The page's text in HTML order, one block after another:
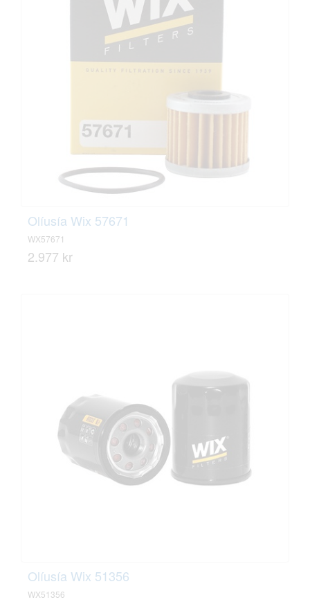
Olíusía Wix 57671
WX57671
2.977 kr
Olíusía Wix 51356
WX51356